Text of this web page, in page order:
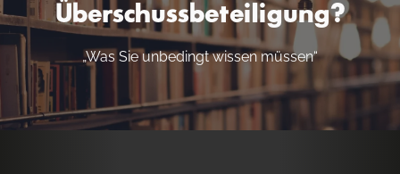
Überschussbeteiligung?
„Was Sie unbedingt wissen müssen“